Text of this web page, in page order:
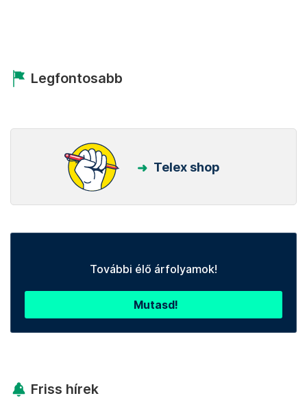
Legfontosabb
Telex shop
További élő árfolyamok!
Mutasd!
Friss hírek